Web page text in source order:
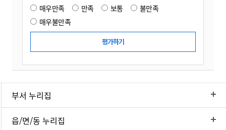
매우만족 만족 보통
불만족
매우불만족
부서 누리집
읍/면/동 누리집